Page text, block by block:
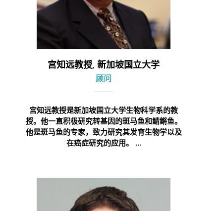
宫知远教授, 新加坡国立大学
顾问
宫知远教授是新加坡国立大学生物科学系的教
授。他一直积极研究转基因的斑马鱼和鲭鳉鱼。
他是斑马鱼的专家，致力研究其发育生物学以及
在癌症研究的应用。 ...